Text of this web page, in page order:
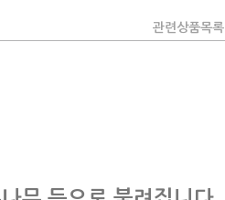
관련상품목록